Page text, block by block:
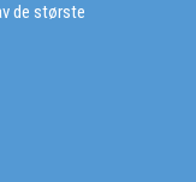
de største